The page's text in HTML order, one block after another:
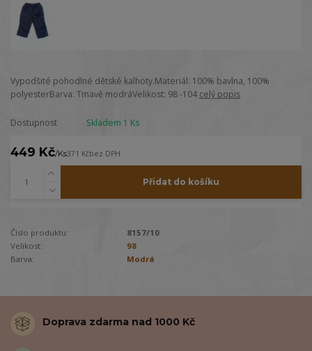
Vypodšité pohodlné dětské kalhoty.Materiál: 100% bavlna, 100%
polyesterBarva: Tmavě modráVelikost: 98 -104 celý popis
Dostupnost Skladem 1 Ks
449 Kč/Ks371 Kčbez DPH
Přidat do košíku
Číslo produktu:
8157/10
Velikost:
98
Barva:
Modrá
Doprava zdarma nad 1000 Kč